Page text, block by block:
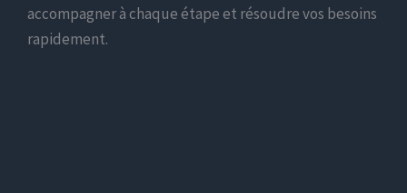
accompagner à chaque étape et résoudre vos besoins
rapidement.